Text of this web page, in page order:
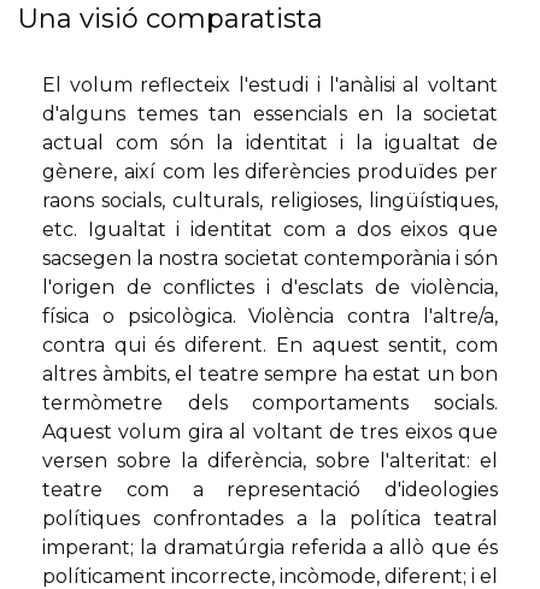
Una visió comparatista
El volum reflecteix l'estudi i l'anàlisi al voltant
d'alguns temes tan essencials en la societat
actual com són la identitat i la igualtat de
gènere, així com les diferències produïdes per
raons socials, culturals, religioses, lingüístiques,
etc. Igualtat i identitat com a dos eixos que
sacsegen la nostra societat contemporània i són
l'origen de conflictes i d'esclats de violència,
física o psicològica. Violència contra l'altre/a,
contra qui és diferent. En aquest sentit, com
altres àmbits, el teatre sempre ha estat un bon
termòmetre dels comportaments socials.
Aquest volum gira al voltant de tres eixos que
versen sobre la diferència, sobre l'alteritat: el
teatre com a representació d'ideologies
polítiques confrontades a la política teatral
imperant; la dramatúrgia referida a allò que és
políticament incorrecte, incòmode, diferent; i el